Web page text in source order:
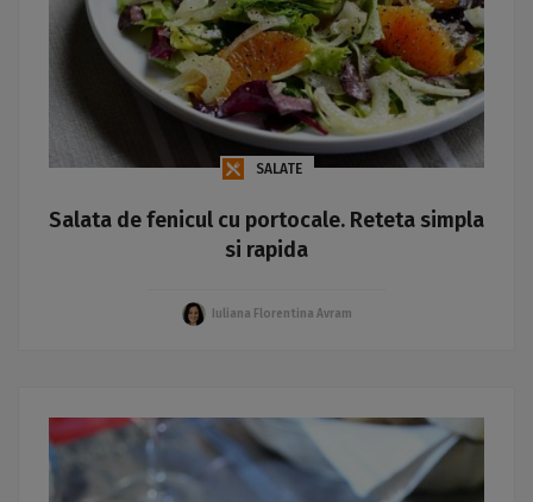
SALATE
Salata de fenicul cu portocale. Reteta simpla
si rapida
Iuliana Florentina Avram